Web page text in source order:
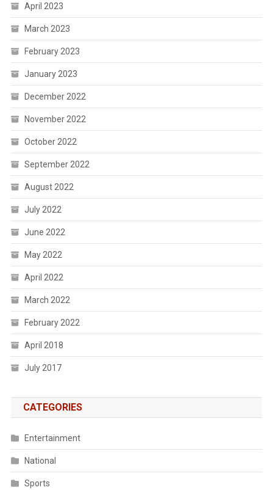
April 2023
March 2023
February 2023
January 2023
December 2022
November 2022
October 2022
September 2022
August 2022
July 2022
June 2022
May 2022
April 2022
March 2022
February 2022
April 2018
July 2017
CATEGORIES
Entertainment
National
Sports